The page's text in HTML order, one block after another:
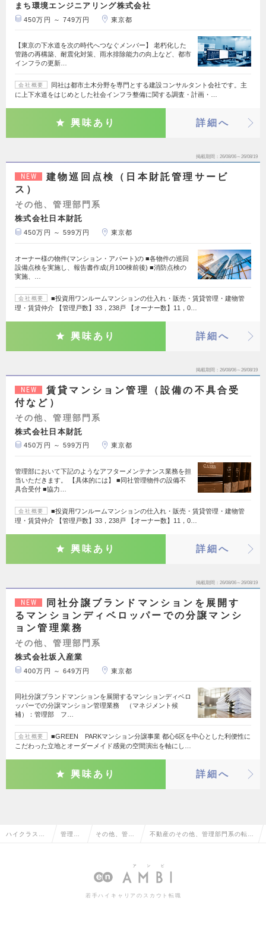
まち環境エンジニアリング株式会社
450万円 ～ 749万円 東京都
【東京の下水道を次の時代へつなぐメンバー】 老朽化した
管路の再構築、耐震化対策、雨水排除能力の向上など、都市
インフラの更新…
会社概要
同社は都市土木分野を専門とする建設コンサルタント会社です。主
に上下水道をはじめとした社会インフラ整備に関する調査・計画・…
興味あり 詳細へ
掲載期間 26/08/06～26/08/19
NEW
建物巡回点検（日本財託管理サービ
ス）
その他、管理部門系
株式会社日本財託
450万円 ～ 599万円 東京都
オーナー様の物件(マンション・アパート)の ■各物件の巡回
設備点検を実施し、報告書作成(月100棟前後) ■消防点検の
実施、…
会社概要
■投資用ワンルームマンションの仕入れ・販売・賃貸管理・建物管
理・賃貸仲介 【管理戸数】33，238戸 【オーナー数】11，0…
興味あり 詳細へ
掲載期間 26/08/06～26/08/19
NEW
賃貸マンション管理（設備の不具合受
付など）
その他、管理部門系
株式会社日本財託
450万円 ～ 599万円 東京都
管理部において下記のようなアフターメンテナンス業務を担
当いただきます。 【具体的には】 ■同社管理物件の設備不
具合受付 ■協力…
会社概要
■投資用ワンルームマンションの仕入れ・販売・賃貸管理・建物管
理・賃貸仲介 【管理戸数】33，238戸 【オーナー数】11，0…
興味あり 詳細へ
掲載期間 26/08/06～26/08/19
NEW
同社分譲ブランドマンションを展開す
るマンションディベロッパーでの分譲マンシ
ョン管理業務
その他、管理部門系
株式会社坂入産業
400万円 ～ 649万円 東京都
同社分譲ブランドマンションを展開するマンションディベロ
ッパーでの分譲マンション管理業務 （マネジメント候
補）：管理部 フ…
会社概要
■GREEN PARKマンション分譲事業 都心6区を中心とした利便性に
こだわった立地とオーダーメイド感覚の空間演出を軸にし…
興味あり 詳細へ
ハイクラス求 管理部 その他、管理 不動産のその他、管理部門系の転
若手ハイキャリアのスカウト転職